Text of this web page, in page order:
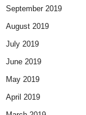
September 2019
August 2019
July 2019
June 2019
May 2019
April 2019